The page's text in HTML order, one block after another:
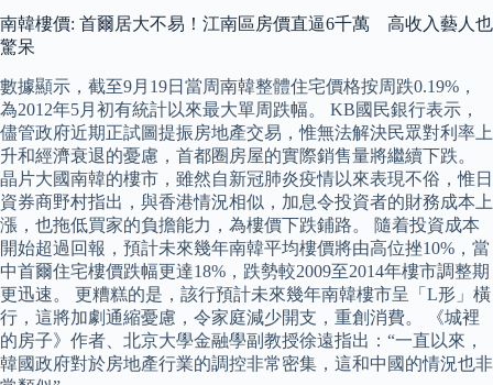
南韓樓價: 首爾居大不易！江南區房價直逼6千萬 高收入藝人也
驚呆
數據顯示，截至9月19日當周南韓整體住宅價格按周跌0.19%，
為2012年5月初有統計以來最大單周跌幅。 KB國民銀行表示，
儘管政府近期正試圖提振房地產交易，惟無法解決民眾對利率上
升和經濟衰退的憂慮，首都圈房屋的實際銷售量將繼續下跌。
晶片大國南韓的樓市，雖然自新冠肺炎疫情以來表現不俗，惟日
資券商野村指出，與香港情況相似，加息令投資者的財務成本上
漲，也拖低買家的負擔能力，為樓價下跌鋪路。 隨着投資成本
開始超過回報，預計未來幾年南韓平均樓價將由高位挫10%，當
中首爾住宅樓價跌幅更達18%，跌勢較2009至2014年樓市調整期
更迅速。 更糟糕的是，該行預計未來幾年南韓樓市呈「L形」橫
行，這將加劇通縮憂慮，令家庭減少開支，重創消費。 《城裡
的房子》作者、北京大學金融學副教授徐遠指出：“一直以來，
韓國政府對於房地產行業的調控非常密集，這和中國的情況也非